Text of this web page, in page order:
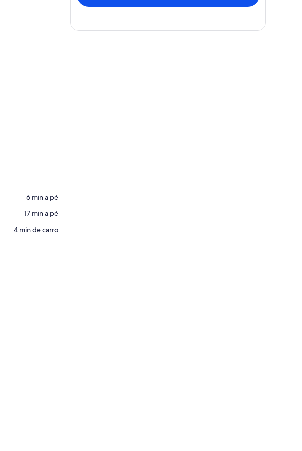
‪6 min a pé‬
‪17 min a pé‬
‪4 min de carro‬